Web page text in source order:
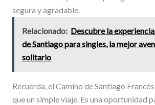
segura y agradable.
Relacionado: Descubre la
de Santiago para singles, la mejor
solitario
Recuerda, el Camino de Santiago
que un simple viaje. Es una oportunidad